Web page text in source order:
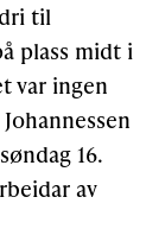
til
plass midt i
var ingen
16.
av